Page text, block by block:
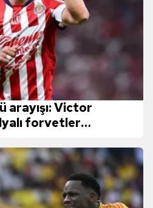
arayışı: Victor
forvetler